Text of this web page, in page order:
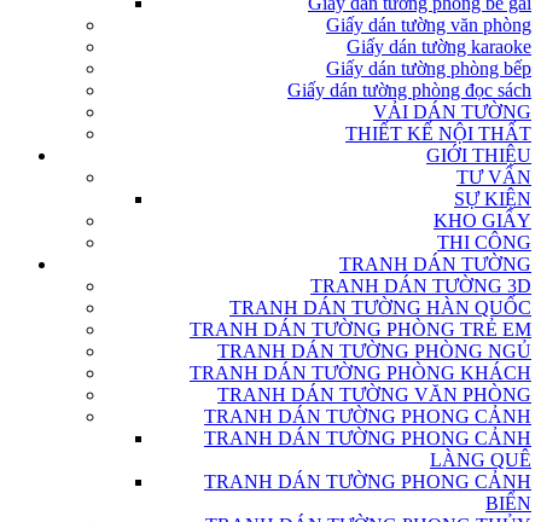
Giấy dán tường văn phòng
Giấy dán tường karaoke
Giấy dán tường phòng bếp
Giấy dán tường phòng đọc sách
VẢI DÁN TƯỜNG
THIẾT KẾ NỘI THẤT
GIỚI THIỆU
TƯ VẤN
SỰ KIỆN
KHO GIẤY
THI CÔNG
TRANH DÁN TƯỜNG
TRANH DÁN TƯỜNG 3D
TRANH DÁN TƯỜNG HÀN QUỐC
TRANH DÁN TƯỜNG PHÒNG TRẺ EM
TRANH DÁN TƯỜNG PHÒNG NGỦ
TRANH DÁN TƯỜNG PHÒNG KHÁCH
TRANH DÁN TƯỜNG VĂN PHÒNG
TRANH DÁN TƯỜNG PHONG CẢNH
TRANH DÁN TƯỜNG PHONG CẢNH
LÀNG QUÊ
TRANH DÁN TƯỜNG PHONG CẢNH
BIỂN